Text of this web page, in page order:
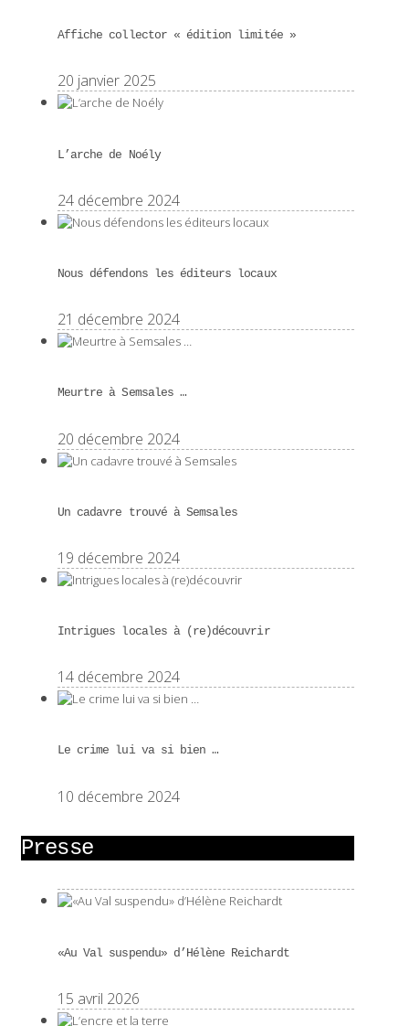
Affiche collector « édition limitée »
20 janvier 2025
L’arche de Noély
24 décembre 2024
Nous défendons les éditeurs locaux
21 décembre 2024
Meurtre à Semsales …
20 décembre 2024
Un cadavre trouvé à Semsales
19 décembre 2024
Intrigues locales à (re)découvrir
14 décembre 2024
Le crime lui va si bien …
10 décembre 2024
Presse
«Au Val suspendu» d’Hélène Reichardt
15 avril 2026